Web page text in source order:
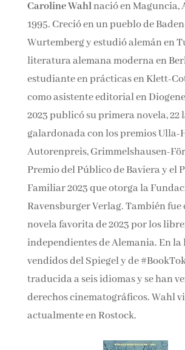
Caroline Wahlnació en Maguncia,
en 1995. Creció en un pueblo de
Wurtemberg y estudió alemán en
literatura alemana moderna en
estudiante en prácticas en Kle­tt-
trabajó como asistente editorial en
Verlag. En 2023 publicó su primera
largos, galardonada con los
Hahn-Autorenpreis,
Förderpreis, el Premio del Pú­blico
el Premio Novela Familiar 2023 que
Fundación Ravensburger Verlag.
elegida novela favorita de 2023 por
independientes de Alemania. En la
vendidos del Spiegel y de
traducida a seis idiomas y se han
derechos ci­nematográficos. Wahl